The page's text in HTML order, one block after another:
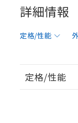
詳細情報
定格/性能
定格/性能